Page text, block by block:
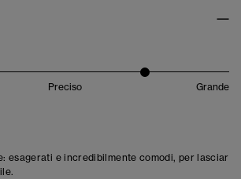
Preciso Grande
esagerati e incredibilmente comodi, per lasciar